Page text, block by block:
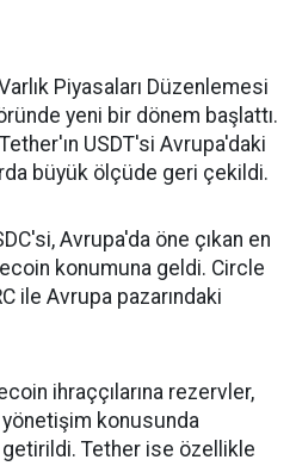
Piyasaları Düzenlemesi
yeni bir dönem başlattı.
USDT'si Avrupa'daki
büyük ölçüde geri çekildi.
Avrupa'da öne çıkan en
konumuna geldi. Circle
ile Avrupa pazarındaki
ihraççılarına rezervler,
konusunda
Tether ise özellikle